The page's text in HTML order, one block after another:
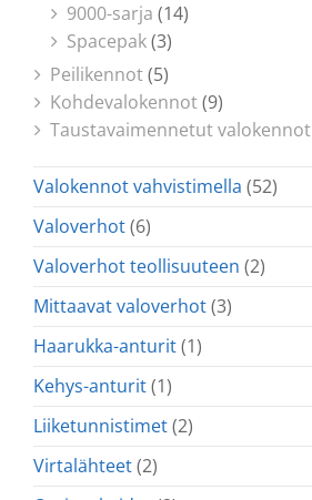
9000-sarja (14)
Spacepak(3)
Peilikennot(5)
Kohdevalokennot(9)
Taustavaimennetut valokennot
Valokennot vahvistimella (52)
Valoverhot(6)
Valoverhot teollisuuteen (2)
Mittaavat valoverhot(3)
Haarukka-anturit(1)
Kehys-anturit(1)
Liiketunnistimet(2)
Virtalähteet(2)